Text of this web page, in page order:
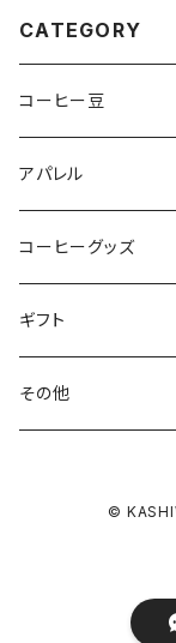
CATEGORY
コーヒー豆
オリジナルブレンド
シングルオリジン
ドリップバッグ
アパレル
コーヒーグッズ
ギフト
その他
©